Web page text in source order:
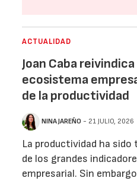
ACTUALIDAD
Joan Caba
ecosistema
de la productividad
NINA JAREÑO - 21 JULIO, 2026
La productividad ha
de los grandes
empresarial. Sin